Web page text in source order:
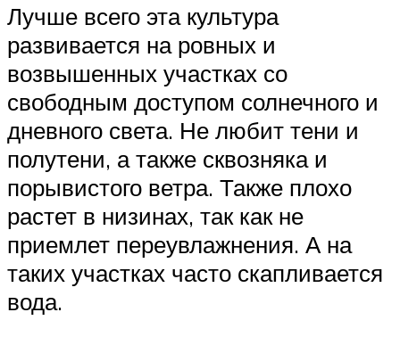
Лучше всего эта культура
развивается на ровных и
возвышенных участках со
свободным доступом солнечного и
дневного света. Не любит тени и
полутени, а также сквозняка и
порывистого ветра. Также плохо
растет в низинах, так как не
приемлет переувлажнения. А на
таких участках часто скапливается
вода.